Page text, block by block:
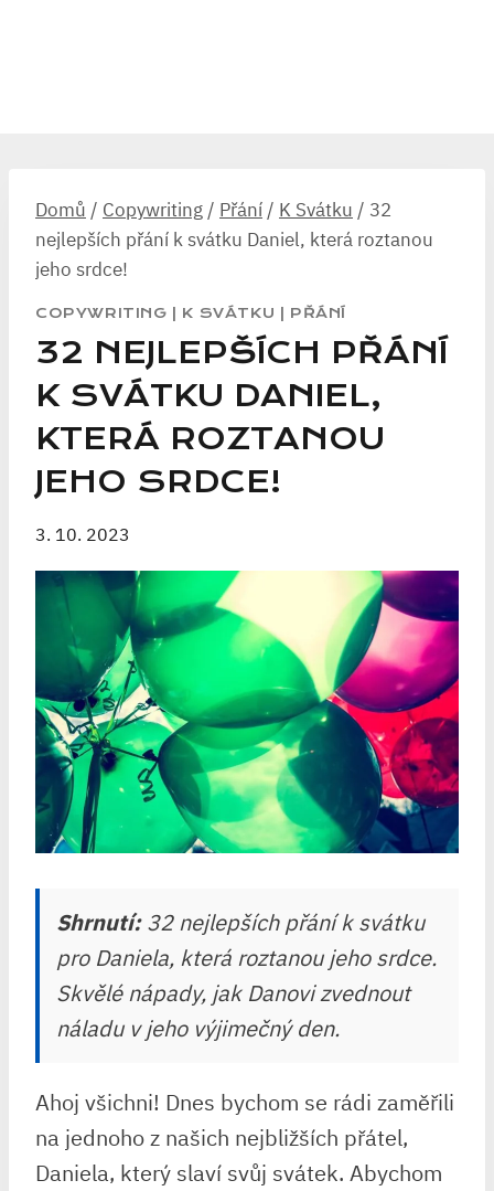
Domů / Copywriting / Přání / K Svátku / 32
nejlepších přání k svátku Daniel, která roztanou
jeho srdce!
COPYWRITING K SVÁTKU PŘÁNÍ
32 NEJLEPŠÍCH PŘÁNÍ
K SVÁTKU DANIEL,
KTERÁ ROZTANOU
JEHO SRDCE!
3. 10. 2023
Shrnutí:32 nejlepších přání k svátku
pro Daniela, která roztanou jeho srdce.
Skvělé nápady, jak Danovi zvednout
náladu v jeho výjimečný den.
Ahoj všichni! Dnes bychom se rádi zaměřili
na jednoho z našich nejbližších přátel,
Daniela, který slaví svůj svátek. Abychom